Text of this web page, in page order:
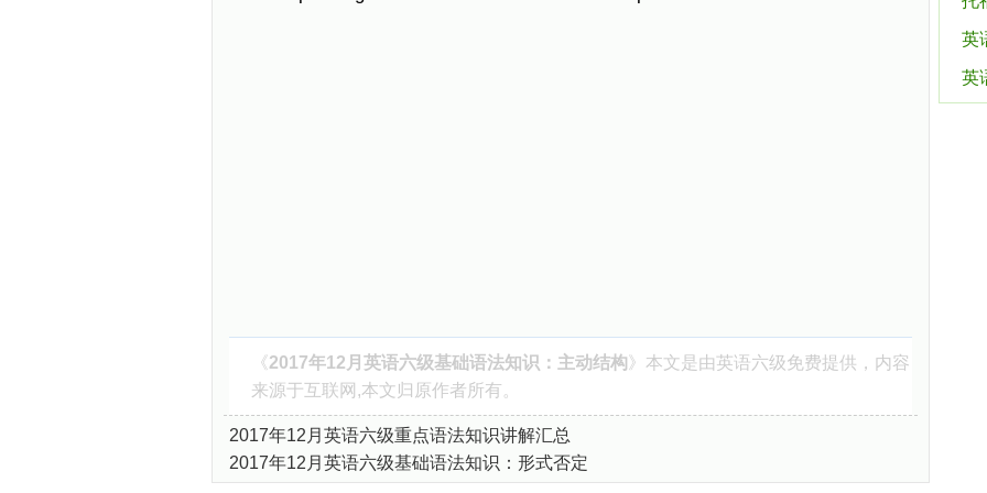
《2017年12月英语六级基础语法知识：主动结构》本文是由英语六级免费提供，内容
来源于互联网,本文归原作者所有。
2017年12月英语六级重点语法知识讲解汇总
2017年12月英语六级基础语法知识：形式否定
英
英